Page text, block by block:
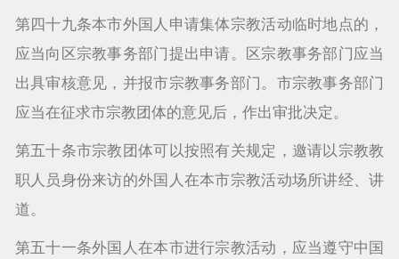
第四十九条本市外国人申请集体宗教活动临时地点的，
应当向区宗教事务部门提出申请。区宗教事务部门应当
出具审核意见，并报市宗教事务部门。市宗教事务部门
应当在征求市宗教团体的意见后，作出审批决定。
第五十条市宗教团体可以按照有关规定，邀请以宗教教
职人员身份来访的外国人在本市宗教活动场所讲经、讲
道。
第五十一条外国人在本市进行宗教活动，应当遵守中国